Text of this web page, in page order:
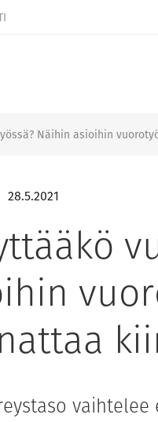
Näihin asioihin
28.5.2021